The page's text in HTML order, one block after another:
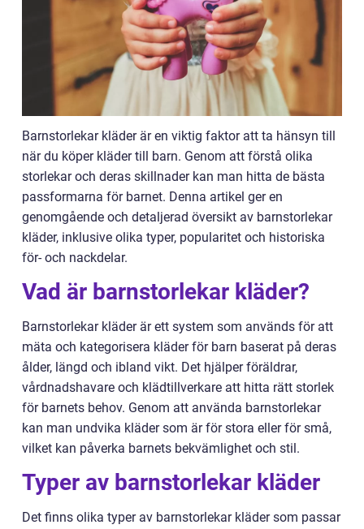
Barnstorlekar kläder är en viktig faktor att ta hänsyn till
när du köper kläder till barn. Genom att förstå olika
storlekar och deras skillnader kan man hitta de bästa
passformarna för barnet. Denna artikel ger en
genomgående och detaljerad översikt av barnstorlekar
kläder, inklusive olika typer, popularitet och historiska
för- och nackdelar.
Vad är barnstorlekar kläder?
Barnstorlekar kläder är ett system som används för att
mäta och kategorisera kläder för barn baserat på deras
ålder, längd och ibland vikt. Det hjälper föräldrar,
vårdnadshavare och klädtillverkare att hitta rätt storlek
för barnets behov. Genom att använda barnstorlekar
kan man undvika kläder som är för stora eller för små,
vilket kan påverka barnets bekvämlighet och stil.
Typer av barnstorlekar kläder
Det finns olika typer av barnstorlekar kläder som passar